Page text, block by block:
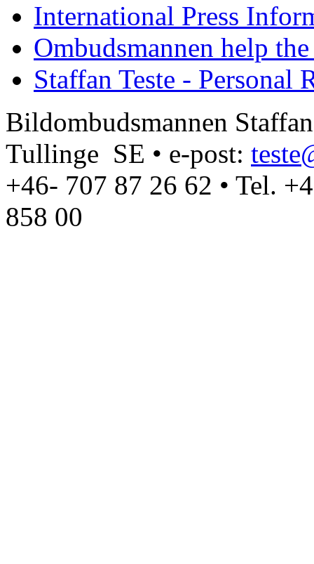
International Press
Ombudsmannen help
Staffan Teste - Personal
Bildombudsmannen
Tullinge SE • e-post:
+46- 707 87 26 62 • Tel.
858 00